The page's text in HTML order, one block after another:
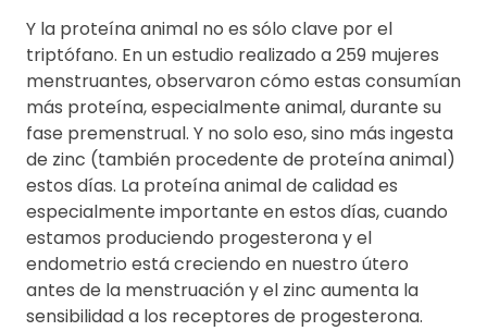
Y la proteína animal no es sólo clave por el
triptófano. En un estudio realizado a 259 mujeres
menstruantes, observaron cómo estas consumían
más proteína, especialmente animal, durante su
fase premenstrual. Y no solo eso, sino más ingesta
de zinc (también procedente de proteína animal)
estos días. La proteína animal de calidad es
especialmente importante en estos días, cuando
estamos produciendo progesterona y el
endometrio está creciendo en nuestro útero
antes de la menstruación y el zinc aumenta la
sensibilidad a los receptores de progesterona.